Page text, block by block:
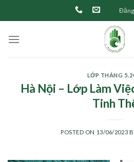
to
Đăng
LỚP THÁNG
Hà Nội – Lớp Làm
Tinh
POSTED ON 13/06/2023